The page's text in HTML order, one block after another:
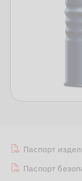
Паспорт
Паспорт